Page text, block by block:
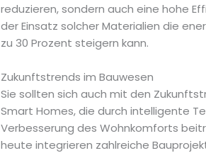
reduzieren, sondern auch eine hohe
der Einsatz solcher Materialien die
zu 30 Prozent steigern kann.
Zukunftstrends im Bauwesen
Sie sollten sich auch mit den
Smart Homes, die durch intelligente
Verbesserung des Wohnkomforts
heute integrieren zahlreiche